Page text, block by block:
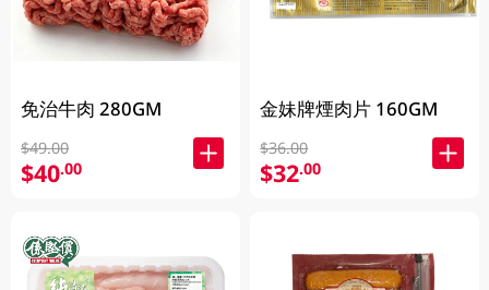
免治牛肉 280GM
$49.00
$40.00
金妹牌煙肉片 160GM
$36.00
$32.00